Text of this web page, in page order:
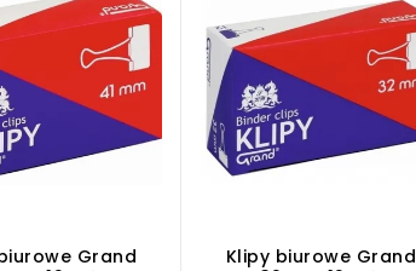
Grand
Klipy biurowe Grand